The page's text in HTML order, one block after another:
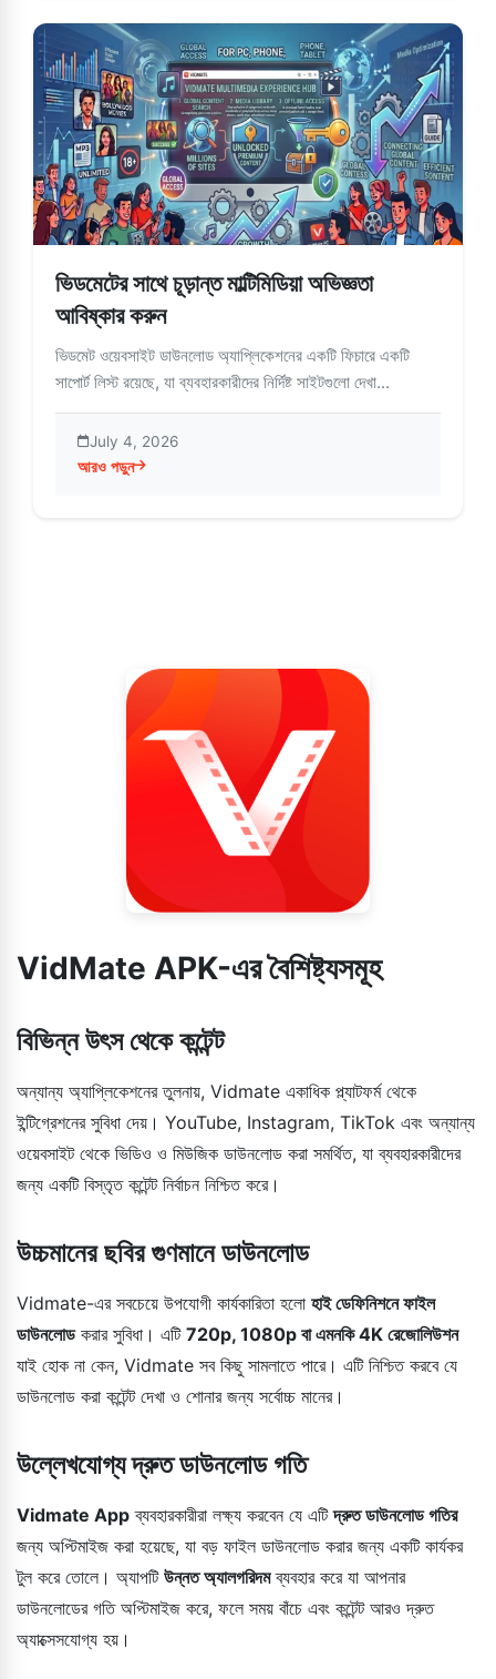
ভিডমেটের সাথে চূড়ান্ত মাল্টিমিডিয়া অভিজ্ঞতা
আবিষ্কার করুন
ভিডমেট ওয়েবসাইট ডাউনলোড অ্যাপ্লিকেশনের একটি ফিচারে একটি
সাপোর্ট লিস্ট রয়েছে, যা ব্যবহারকারীদের নির্দিষ্ট সাইটগুলো দেখা...
July 4, 2026
আরও পড়ুন
about ভিডমেটের সাথে চূড়ান্ত মাল্টিমিডিয়া অভিজ্ঞতা আবিষ্কার করুন
VidMate APK-এর বৈশিষ্ট্যসমূহ
বিভিন্ন উৎস থেকে কন্টেন্ট
অন্যান্য অ্যাপ্লিকেশনের তুলনায়, Vidmate একাধিক প্ল্যাটফর্ম থেকে
ইন্টিগ্রেশনের সুবিধা দেয়। YouTube, Instagram, TikTok এবং অন্যান্য
ওয়েবসাইট থেকে ভিডিও ও মিউজিক ডাউনলোড করা সমর্থিত, যা ব্যবহারকারীদের
জন্য একটি বিস্তৃত কন্টেন্ট নির্বাচন নিশ্চিত করে।
উচ্চমানের ছবির গুণমানে ডাউনলোড
Vidmate-এর সবচেয়ে উপযোগী কার্যকারিতা হলো হাই ডেফিনিশনে ফাইল
ডাউনলোডকরার সুবিধা। এটি 720p, 1080p বা এমনকি 4K রেজোলিউশন
যাই হোক না কেন, Vidmate সব কিছু সামলাতে পারে। এটি নিশ্চিত করবে যে
ডাউনলোড করা কন্টেন্ট দেখা ও শোনার জন্য সর্বোচ্চ মানের।
উল্লেখযোগ্য দ্রুত ডাউনলোড গতি
Vidmate App ব্যবহারকারীরা লক্ষ্য করবেন যে এটিদ্রুত ডাউনলোড গতির
জন্য অপ্টিমাইজ করা হয়েছে, যা বড় ফাইল ডাউনলোড করার জন্য একটি কার্যকর
টুল করে তোলে। অ্যাপটি উন্নত অ্যালগরিদমব্যবহার করে যা আপনার
ডাউনলোডের গতি অপ্টিমাইজ করে, ফলে সময় বাঁচে এবং কন্টেন্ট আরও দ্রুত
অ্যাক্সেসযোগ্য হয়।